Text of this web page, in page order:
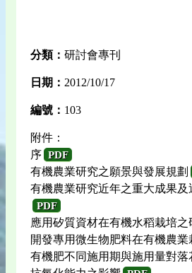
分類： 研討會專刊
日期： 2012/10/17
編號： 103
附件：
序 PDF
有機農業研究之願景與發展規劃
有機農業研究近年之重大成果及
PDF
應用矽質資材在有機水稻栽培之
開發專用微生物肥料在有機農業
有機肥不同施用期與施用量對落